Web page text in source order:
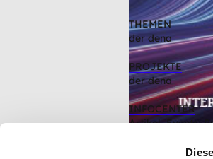
THEMEN
der dena
PROJEKTE
der dena
INFOCENTER
Artikel, Events,
ÜBER DIE DENA